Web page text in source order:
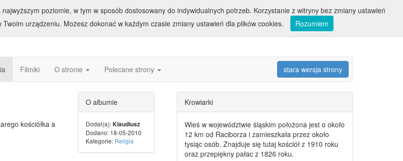
Filmiki O stronie Polecane strony stara wersja strony
kościółka a
O albumie
Dodał(a):Klaudiusz
Dodano: 18-05-2010
Kategorie: Religia
Krowiarki
Wieś w województwie śląskim położona jest o około
12 km od Raciborza i zamieszkała przez około
tysiąc osób. Znajduje się tutaj kościół z 1910 roku
oraz przepiękny pałac z 1826 roku.
poziomie, w tym w sposób dostosowany do indywidualnych potrzeb. Korzystanie z witryny bez zmiany ustawień
urządzeniu. Możesz dokonać w każdym czasie zmiany ustawień dla plików cookies.
Rozumiem